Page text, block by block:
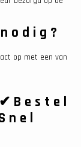
op met een van